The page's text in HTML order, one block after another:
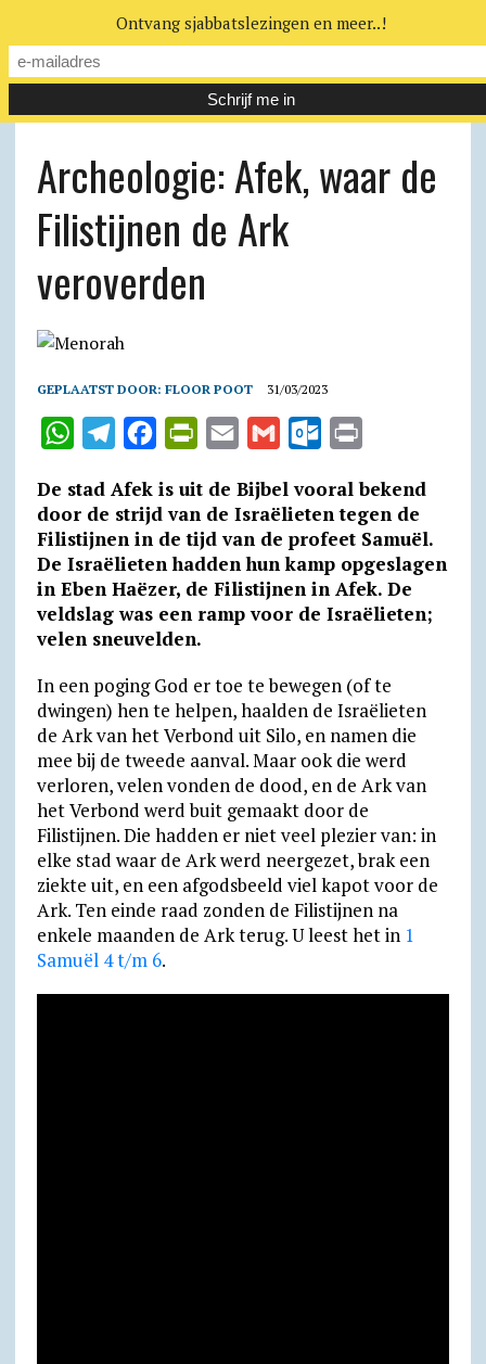
Archeologie: Afek, waar de
Filistijnen de Ark
veroverden
GEPLAATST DOOR: FLOOR POOT 31/03/2023
W
a
t
s
A
p
T
l
e
g
r
a
c
e
b
o
o
i
n
t
F
r
e
n
d
l
y
a
i
l
a
i
l
t
l
o
o
k
c
m
i
n
t
De stad Afek is uit de Bijbel vooral bekend
door de strijd van de Israëlieten tegen de
Filistijnen in de tijd van de profeet Samuël.
De Israëlieten hadden hun kamp opgeslagen
in Eben Haëzer, de Filistijnen in Afek. De
veldslag was een ramp voor de Israëlieten;
velen sneuvelden.
In een poging God er toe te bewegen (of te
dwingen) hen te helpen, haalden de Israëlieten
de Ark van het Verbond uit Silo, en namen die
mee bij de tweede aanval. Maar ook die werd
verloren, velen vonden de dood, en de Ark van
het Verbond werd buit gemaakt door de
Filistijnen. Die hadden er niet veel plezier van: in
elke stad waar de Ark werd neergezet, brak een
ziekte uit, en een afgodsbeeld viel kapot voor de
Ark. Ten einde raad zonden de Filistijnen na
enkele maanden de Ark terug. U leest het in 1
Samuël 4 t/m 6.
Ontvang sjabbatslezingen en meer..!